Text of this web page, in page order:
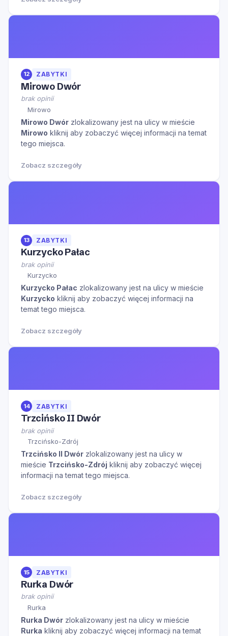
12 ZABYTKI
Mirowo Dwór
brak opinii
Mirowo
Mirowo Dwór zlokalizowany jest na ulicy w mieście
Mirowo kliknij aby zobaczyć więcej informacji na temat
tego miejsca.
Zobacz szczegóły
13 ZABYTKI
Kurzycko Pałac
brak opinii
Kurzycko
Kurzycko Pałac zlokalizowany jest na ulicy w mieście
Kurzycko kliknij aby zobaczyć więcej informacji na
temat tego miejsca.
Zobacz szczegóły
14 ZABYTKI
Trzcińsko II Dwór
brak opinii
Trzcińsko-Zdrój
Trzcińsko II Dwór zlokalizowany jest na ulicy w
mieście Trzcińsko-Zdrój kliknij aby zobaczyć więcej
informacji na temat tego miejsca.
Zobacz szczegóły
15 ZABYTKI
Rurka Dwór
brak opinii
Rurka
Rurka Dwór zlokalizowany jest na ulicy w mieście
Rurka kliknij aby zobaczyć więcej informacji na temat